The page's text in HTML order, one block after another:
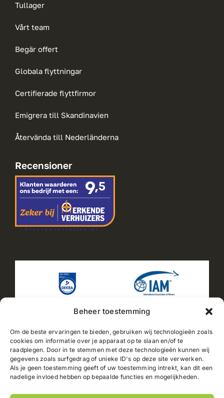
Beheer toestemming
Om de beste ervaringen te bieden, gebruiken wij technologieën zoals
cookies om informatie over je apparaat op te slaan en/of te
raadplegen. Door in te stemmen met deze technologieën kunnen wij
gegevens zoals surfgedrag of unieke ID's op deze site verwerken.
Als je geen toestemming geeft of uw toestemming intrekt, kan dit een
nadelige invloed hebben op bepaalde functies en mogelijkheden.
Tullager
Vårt team
Begär offert
Globala flyttningar
Certifierade flyttfirmor
Emigrera till Skandinavien
Återvända till Nederländerna
Recensioner
2025© Jacobs Verhuizingen |Sitemap|Integritetspolicy